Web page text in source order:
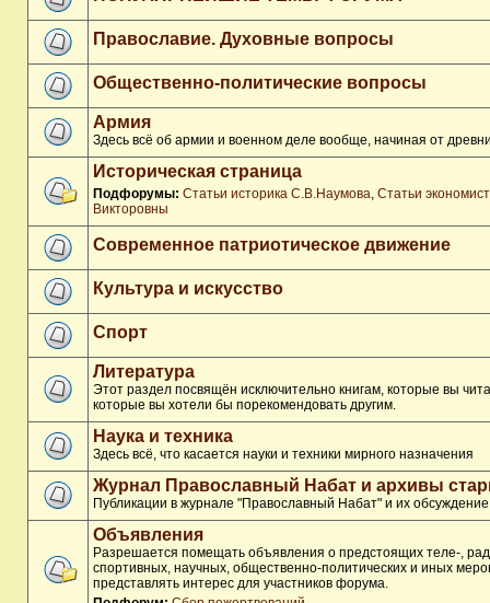
Православие. Духовные вопросы
Общественно-политические вопросы
Армия
Здесь всё об армии и военном деле вообще, начиная от
Историческая страница
Подфорумы: Статьи историка С.В.Наумова, Статьи
Викторовны
Современное патриотическое движение
Культура и искусство
Спорт
Литература
Этот раздел посвящён исключительно книгам, которые вы
которые вы хотели бы порекомендовать другим.
Наука и техника
Здесь всё, что касается науки и техники мирного назначения
Журнал Православный Набат и архивы
Публикации в журнале "Православный Набат" и их обсуждение
Объявления
Разрешается помещать объявления о предстоящих теле-,
спортивных, научных, общественно-политических и иных
представлять интерес для участников форума.